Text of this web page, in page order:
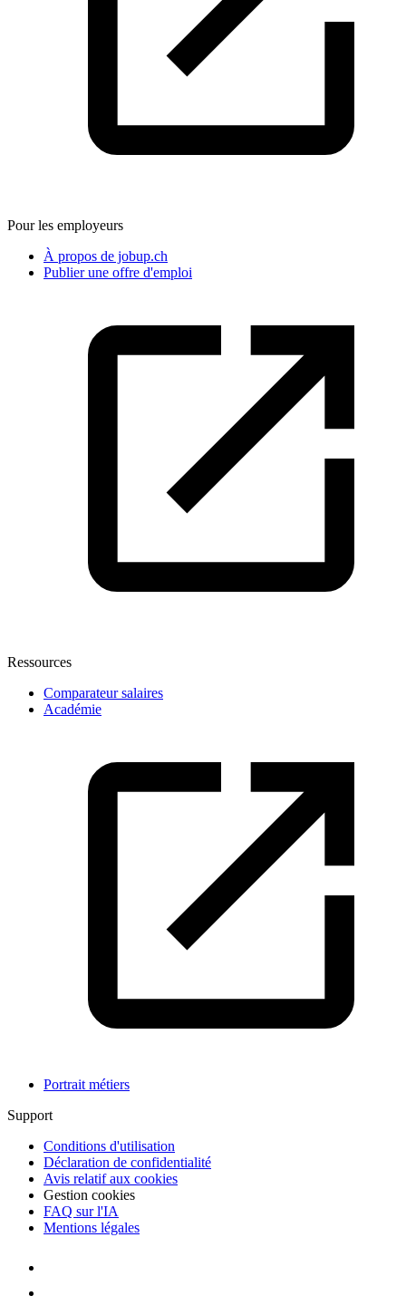
Pour les employeurs
À propos de jobup.ch
Publier une offre d'emploi
Ressources
Comparateur salaires
Académie
Portrait métiers
Support
Conditions d'utilisation
Déclaration de confidentialité
Avis relatif aux cookies
Gestion cookies
FAQ sur l'IA
Mentions légales